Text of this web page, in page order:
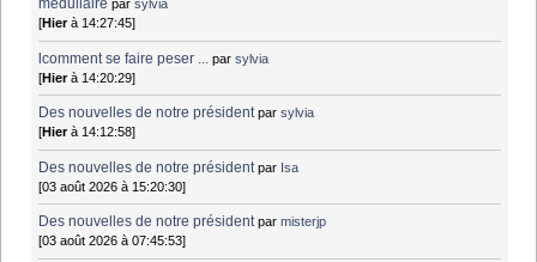
médullaire parsylvia
[Hierà 14:27:45]
lcomment se faire peser ... parsylvia
[Hierà 14:20:29]
Des nouvelles de notre président parsylvia
[Hierà 14:12:58]
Des nouvelles de notre président par Isa
[03 août 2026 à 15:20:30]
Des nouvelles de notre président parmisterjp
[03 août 2026 à 07:45:53]